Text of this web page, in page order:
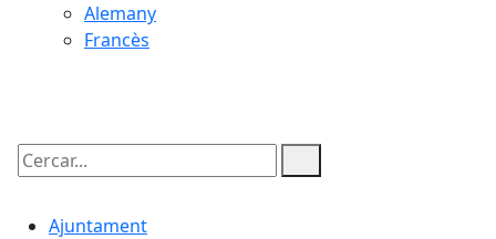
Alemany
Francès
Cercar:
Ajuntament